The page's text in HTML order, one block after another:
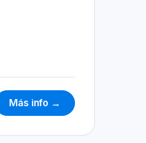
Más info →